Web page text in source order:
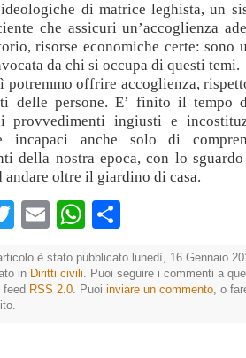
di matrice leghista, un
che assicuri un’accoglienza
risorse economiche certe: sono
da chi si occupa di questi temi.
potremmo offrire accoglienza,
delle persone. E’ finito il tempo
provvedimenti ingiusti e
incapaci anche solo di
della nostra epoca, con lo
andare oltre il giardino di casa.
TwitterEmailWhatsApp
è stato pubblicato lunedì, 16 Gennaio
in Diritti civili. Puoi seguire i commenti a
feed RSS 2.0. Puoi inviare un commento, o